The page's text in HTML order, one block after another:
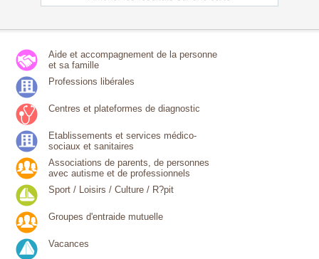
Aide et accompagnement de la personne
et sa famille
Professions libérales
Centres et plateformes de diagnostic
Etablissements et services médico-
sociaux et sanitaires
Associations de parents, de personnes
avec autisme et de professionnels
Sport / Loisirs / Culture / R?pit
Groupes d'entraide mutuelle
Vacances